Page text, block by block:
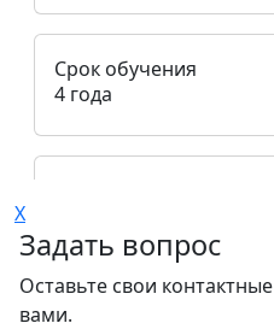
Срок обучения
4 года
X
Задать вопрос
Оставьте свои
вами.